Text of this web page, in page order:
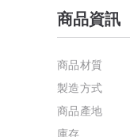
商品資訊
商品材質
製造方式
商品產地
庫存